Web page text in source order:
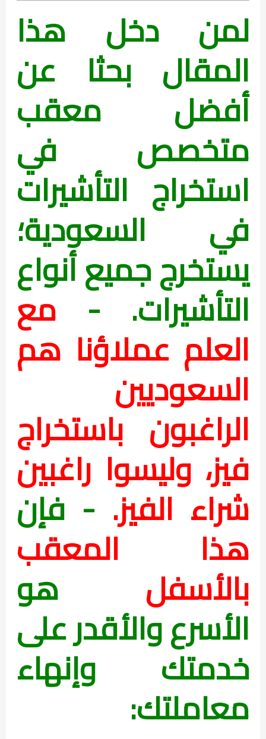
لمن دخل هذا
المقال بحثا عن
أفضل معقب
متخصص في
استخراج التأشيرات
في السعودية؛
يستخرج جميع أنواع
التأشيرات. - مع
العلم عملاؤنا هم
السعوديين
الراغبون باستخراج
فيز، وليسوا راغبين
شراء الفيز. - فإن
هذا المعقب
بالأسفل هو
الأسرع والأقدر على
خدمتك وإنهاء
معاملتك: